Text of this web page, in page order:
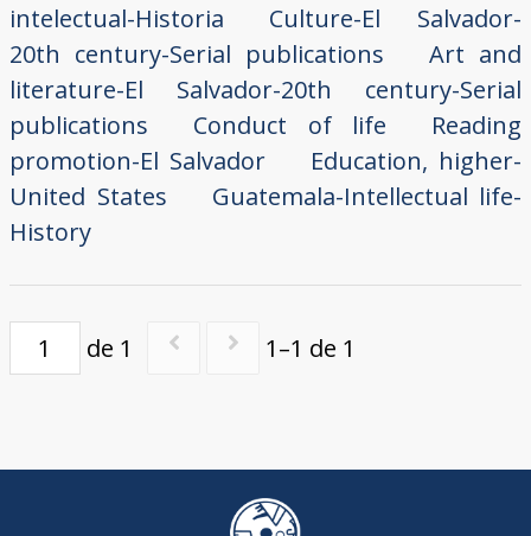
intelectual-Historia
Culture-El Salvador-
20th century-Serial publications
Art and
literature-El Salvador-20th century-Serial
publications
Conduct of life
Reading
promotion-El Salvador
Education, higher-
United States
Guatemala-Intellectual life-
History
de 1 1–1 de 1